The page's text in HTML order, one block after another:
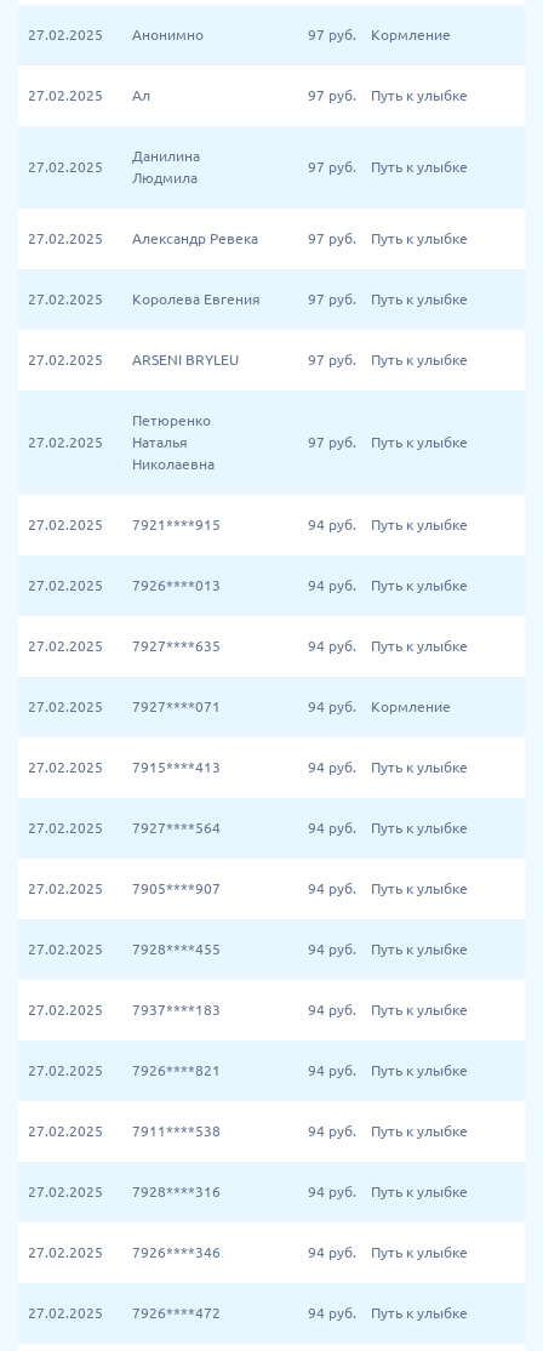
27.02.2025 Анонимно 97 руб. Кормление
27.02.2025 Ал 97 руб. Путь к улыбке
27.02.2025
Данилина
Людмила
97 руб. Путь к улыбке
27.02.2025 Александр Ревека 97 руб. Путь к улыбке
27.02.2025 Королева Евгения 97 руб. Путь к улыбке
27.02.2025 ARSENI BRYLEU 97 руб. Путь к улыбке
27.02.2025
Петюренко
Наталья
Николаевна
97 руб. Путь к улыбке
27.02.2025 7921****915 94 руб. Путь к улыбке
27.02.2025 7926****013 94 руб. Путь к улыбке
27.02.2025 7927****635 94 руб. Путь к улыбке
27.02.2025 7927****071 94 руб. Кормление
27.02.2025 7915****413 94 руб. Путь к улыбке
27.02.2025 7927****564 94 руб. Путь к улыбке
27.02.2025 7905****907 94 руб. Путь к улыбке
27.02.2025 7928****455 94 руб. Путь к улыбке
27.02.2025 7937****183 94 руб. Путь к улыбке
27.02.2025 7926****821 94 руб. Путь к улыбке
27.02.2025 7911****538 94 руб. Путь к улыбке
27.02.2025 7928****316 94 руб. Путь к улыбке
27.02.2025 7926****346 94 руб. Путь к улыбке
27.02.2025 7926****472 94 руб. Путь к улыбке